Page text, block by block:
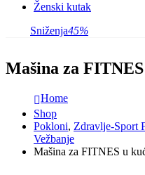
Ženski kutak
Sniženja45%
Mašina za
Home
Shop
Pokloni, Zdravlje-Sport
Vežbanje
Mašina za FITNES u